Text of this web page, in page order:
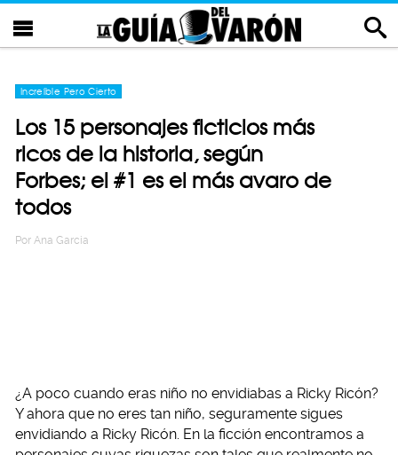
Increíble Pero Cierto
Los 15 personajes ficticios más
ricos de la historia, según
Forbes; el #1 es el más avaro de
todos
Por Ana Garcia
¿A poco cuando eras niño no envidiabas a Ricky Ricón?
Y ahora que no eres tan niño, seguramente sigues
envidiando a Ricky Ricón. En la ficción encontramos a